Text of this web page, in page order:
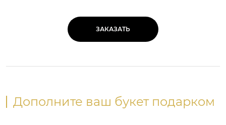
ЗАКАЗАТЬ
Дополните ваш букет подарком